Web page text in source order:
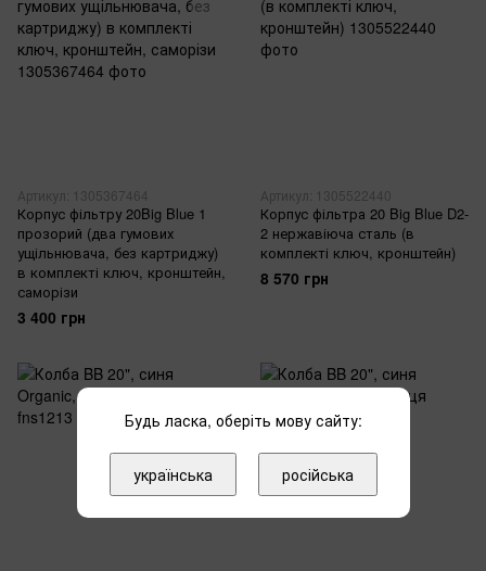
Артикул: 1305367464
Корпус фільтру 20Big Blue 1
прозорий (два гумових
ущільнювача, без картриджу)
в комплекті ключ, кронштейн,
саморізи
3 400 грн
Артикул: 1305522440
Корпус фільтра 20 Big Blue D2-
2 нержавіюча сталь (в
комплекті ключ, кронштейн)
8 570 грн
Будь ласка, оберіть мову сайту:
українська російська